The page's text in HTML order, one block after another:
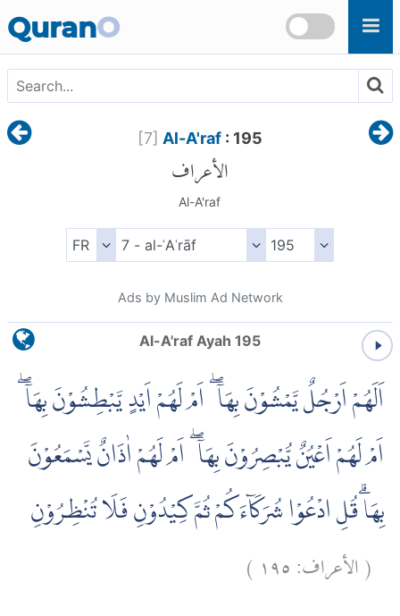
QuranO
[7] Al-A'raf: 195
الأعراف
Al-A'raf
Ads by Muslim Ad Network
Al-A'raf Ayah 195
اَلَهُمْ اَرْجُلٌ يَّمْشُوْنَ بِهَآ ۖ اَمْ لَهُمْ اَيْدٍ يَّبْطِشُوْنَ بِهَآ ۖ
اَمْ لَهُمْ اَعْيُنٌ يُّبْصِرُوْنَ بِهَآ ۖ اَمْ لَهُمْ اٰذَانٌ يَّسْمَعُوْنَ
بِهَاۗ قُلِ ادْعُوْا شُرَكَاۤءَكُمْ ثُمَّ كِيْدُوْنِ فَلَا تُنْظِرُوْنِ
(الأعراف:١٩٥ )